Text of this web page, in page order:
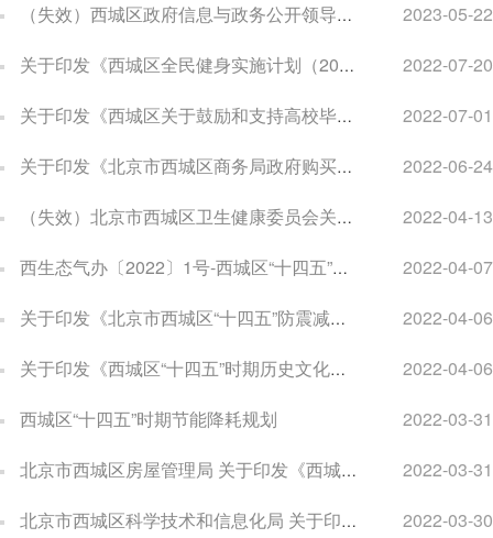
（失效）西城区政府信息与政务公开领导小组办公室 关于印发《西城区 2023 年政务公开工作要点》的通知
2023-05-22
关于印发《西城区全民健身实施计划（2021-2025年）》的通知
2022-07-20
关于印发《西城区关于鼓励和支持高校毕业生就业创业的若干措施》的通知
2022-07-01
关于印发《北京市西城区商务局政府购买服务负面清单》的通知
2022-06-24
（失效）北京市西城区卫生健康委员会关于印发2022年西城区妇幼健康工作要点的通知
2022-04-13
西生态气办〔2022〕1号-西城区“十四五”时期大气污染防治规划
2022-04-07
关于印发《北京市西城区“十四五”防震减灾规划（2021-2025）》的通知
2022-04-06
关于印发《西城区“十四五”时期历史文化名城保护规划》的通知
2022-04-06
西城区“十四五”时期节能降耗规划
2022-03-31
北京市西城区房屋管理局 关于印发《西城区“十四五”时期住房保障 发展规划》的通知
2022-03-31
北京市西城区科学技术和信息化局 关于印发《西城区 “ 十四五 ” 时期科技创新 发展规划》的通知
2022-03-30